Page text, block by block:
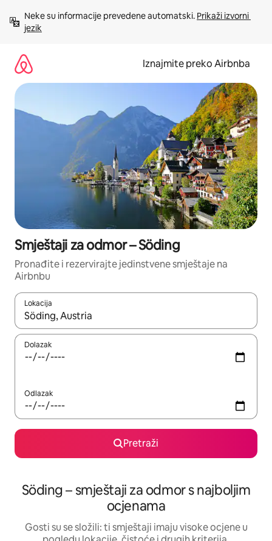
sadržaj
Neke su informacije prevedene automatski. Prikaži izvorni
jezik
Iznajmite preko Airbnba
Smještaji za odmor – Söding
Pronađite i rezervirajte jedinstvene smještaje na
Airbnbu
Lokacija
Kada budu dostupni rezultati, moći ćete ih pregledati
Dolazak
Odlazak
Pretraži
Söding – smještaji za odmor s najboljim
ocjenama
Gosti su se složili: ti smještaji imaju visoke ocjene u